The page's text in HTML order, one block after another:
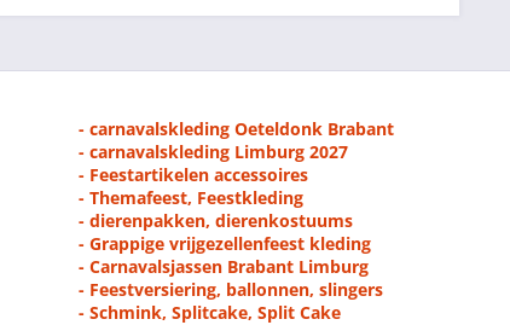
- carnavalskleding Oeteldonk Brabant
- carnavalskleding Limburg 2027
- Feestartikelen accessoires
- Themafeest, Feestkleding
- dierenpakken, dierenkostuums
- Grappige vrijgezellenfeest kleding
- Carnavalsjassen Brabant Limburg
- Feestversiering, ballonnen, slingers
- Schmink, Splitcake, Split Cake